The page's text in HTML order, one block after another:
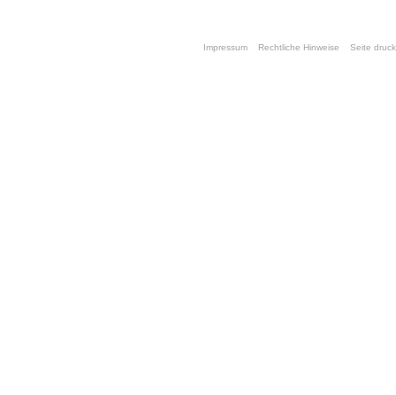
Impressum Rechtliche Hinweise Seite